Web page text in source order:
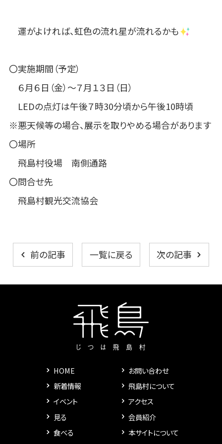
運がよければ、虹色の流れ星が流れるかも
〇実施期間（予定）
６月６日（金）～７月１３日（日）
LEDの点灯は午後７時30分頃から午後10時頃
※悪天候等の場合、展示を取りやめる場合があります
〇場所
飛島村役場 南側通路
〇問合せ先
飛島村観光交流協会
前の記事 一覧に戻る 次の記事
HOME
新着情報
イベント
見る
食べる
お問い合わせ
飛島村について
アクセス
会員紹介
本サイトについて